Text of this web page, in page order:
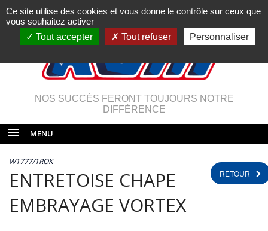
NOS SUCCÈS FERONT TOUJOURS NOTRE
DIFFÉRENCE
MENU
RETOUR
W1777/1ROK
ENTRETOISE CHAPE
EMBRAYAGE VORTEX
Ce site utilise des cookies et vous donne le contrôle sur ceux que
vous souhaitez activer
Tout accepter
Tout refuser Personnaliser